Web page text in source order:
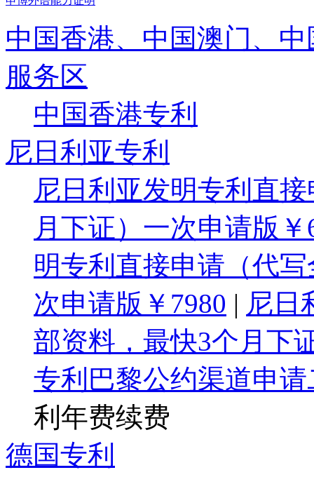
中国香港、中国澳门、
服务区
中国香港专利
尼日利亚专利
尼日利亚发明专利直
月下证）一次申请版
明专利直接申请（代
次申请版￥7980 | 尼日
部资料，最快3个月下
专利巴黎公约渠道申
利年费续费
德国专利